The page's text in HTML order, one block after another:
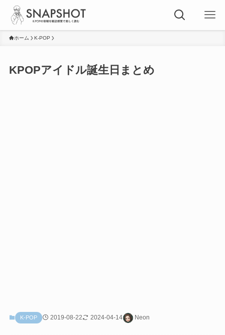
ホーム K-POP
KPOPアイドル誕生日まとめ
K-POP 2019-08-22 2024-04-14 Neon